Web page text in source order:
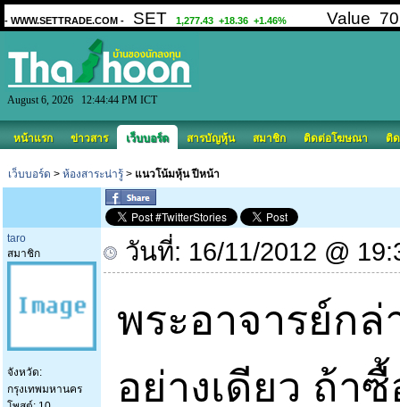
August 6, 2026 12:44:44 PM ICT
หน้าแรก ข่าวสาร เว็บบอร์ด สารบัญหุ้น สมาชิก ติดต่อโฆษณา ติ
เว็บบอร์ด > ห้องสาระน่ารู้ > แนวโน้มหุ้น ปีหน้า
taro
สมาชิก
จังหวัด:
กรุงเทพมหานคร
วันที่: 16/11/2012 @
พระอาจารย์ก
อย่างเดียว ถ้า